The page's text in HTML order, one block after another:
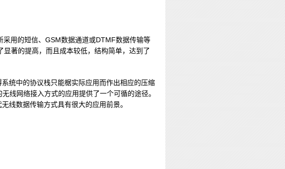
用的短信、GSM数据通道或DTMF数据传输等
著的提高，而且成本较低，结构简单，达到了
统中的协议栈只能椐实际应用而作出相应的压缩
线网络接入方式的应用提供了一个可循的途径。
线数据传输方式具有很大的应用前景。